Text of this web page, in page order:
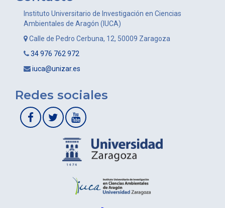
Instituto Universitario de Investigación en Ciencias
Ambientales de Aragón (IUCA)
Calle de Pedro Cerbuna, 12, 50009 Zaragoza
34 976 762 972
iuca@unizar.es
Redes sociales